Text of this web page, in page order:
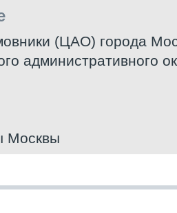
(ЦАО) города
административного
Москвы